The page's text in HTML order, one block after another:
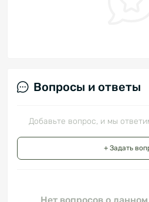
Вопросы и ответы
Добавьте вопрос, и мы
+ Задать